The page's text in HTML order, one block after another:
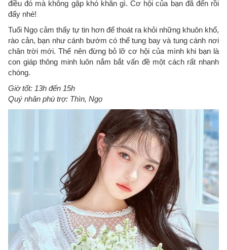
điều đó mà không gặp khó khăn gì. Cơ hội của bạn đã đến rồi
đấy nhé!
Tuổi Ngọ cảm thấy tự tin hơn để thoát ra khỏi những khuôn khổ,
rào cản, bạn như cánh bướm có thể tung bay và tung cánh nơi
chân trời mới. Thế nên đừng bỏ lỡ cơ hội của mình khi bạn là
con giáp thông minh luôn nắm bắt vấn đề một cách rất nhanh
chóng.
Giờ tốt: 13h đến 15h
Quý nhân phù trợ: Thìn, Ngọ